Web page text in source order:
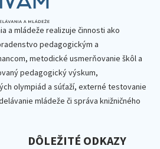
a mládeže realizuje činnosti ako
pedagogickým a
metodické usmerňovanie škôl a
pedagogický výskum,
olympiád a súťaží, externé testovanie
mládeže či správa knižničného
DÔLEŽITÉ ODKAZY